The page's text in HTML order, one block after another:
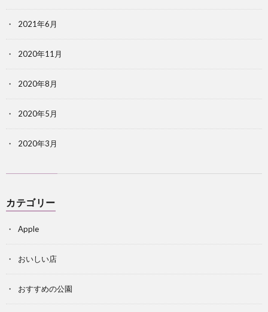
2021年6月
2020年11月
2020年8月
2020年5月
2020年3月
カテゴリー
Apple
おいしい店
おすすめの公園